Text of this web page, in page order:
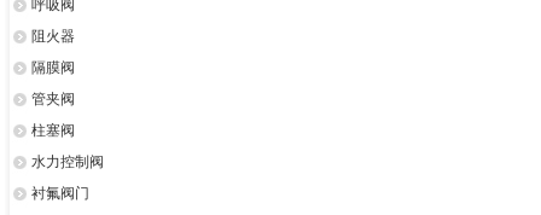
呼吸阀
阻火器
隔膜阀
管夹阀
柱塞阀
水力控制阀
衬氟阀门